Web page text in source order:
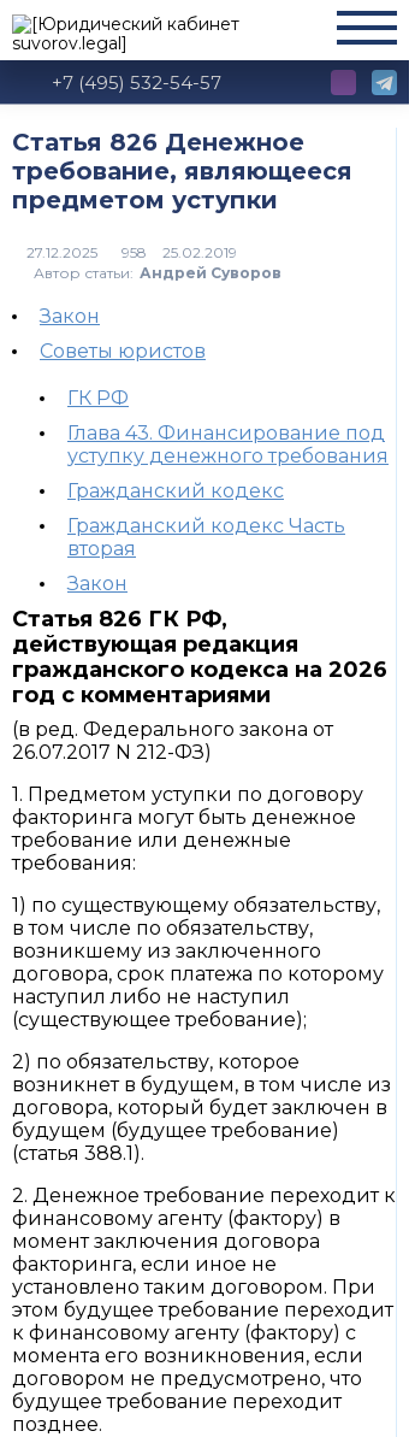
+7 (495) 532-54-57
Статья 826 Денежное
требование, являющееся
предметом уступки
958
Автор статьи: Андрей Суворов
Закон
Советы юристов
ГК РФ
Глава 43. Финансирование под
уступку денежного требования
Гражданский кодекс
Гражданский кодекс Часть
вторая
Закон
Статья 826 ГК РФ,
действующая редакция
гражданского кодекса на 2026
год с комментариями
(в ред. Федерального закона от
26.07.2017 N 212-ФЗ)
1. Предметом уступки по договору
факторинга могут быть денежное
требование или денежные
требования:
1) по существующему обязательству,
в том числе по обязательству,
возникшему из заключенного
договора, срок платежа по которому
наступил либо не наступил
(существующее требование);
2) по обязательству, которое
возникнет в будущем, в том числе из
договора, который будет заключен в
будущем (будущее требование)
(статья 388.1).
2. Денежное требование переходит к
финансовому агенту (фактору) в
момент заключения договора
факторинга, если иное не
установлено таким договором. При
этом будущее требование переходит
к финансовому агенту (фактору) с
момента его возникновения, если
договором не предусмотрено, что
будущее требование переходит
позднее.